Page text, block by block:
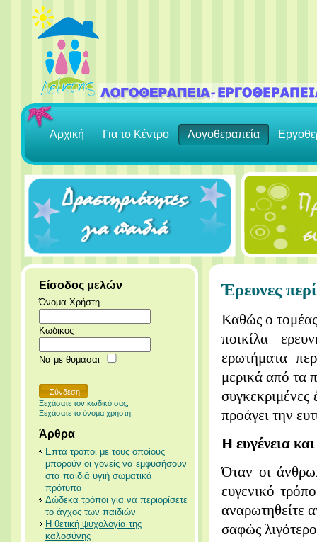
Αρχική Για το Κέντρο Λογοθεραπεία
Είσοδος μελών
Όνομα Χρήστη
Κωδικός
Να με θυμάσαι
Ξεχάσατε τον κωδικό σας;
Ξεχάσατε το όνομα χρήστη;
Άρθρα
Επτά τρόποι με τους οποίους
μπορούν οι γονείς να εμφυσήσουν
στα παιδιά υγιή σωματικά
πρότυπα
Δώδεκα τρόποι για να περιορίσετε
το άγχος των παιδιών
Η θετική ψυχολογία της
καλοσύνης
Έρευνες
Καθώς ο
ποικίλα
ερωτήματα
μερικά από τα
συγκεκριμένες
προάγει την
Η ευγένεια
Όταν οι
ευγενικό
αναρωτηθείτε
σαφώς